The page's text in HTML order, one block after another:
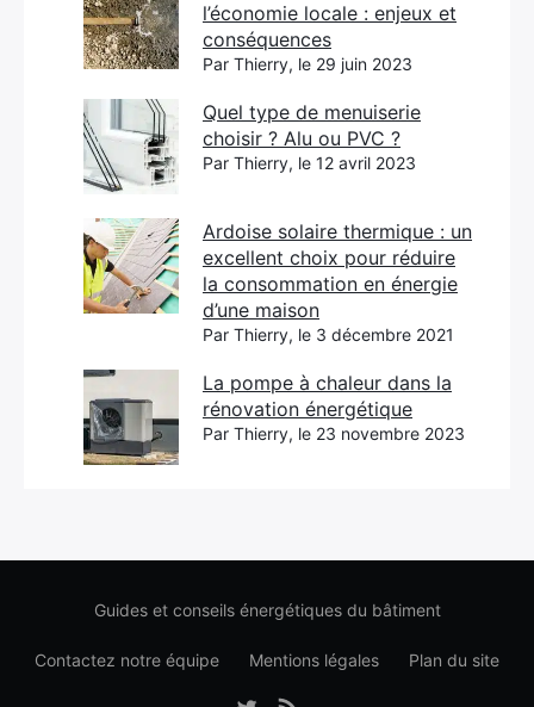
l’économie locale : enjeux et
conséquences
Par Thierry, le 29 juin 2023
Quel type de menuiserie
choisir ? Alu ou PVC ?
Par Thierry, le 12 avril 2023
Ardoise solaire thermique : un
excellent choix pour réduire
la consommation en énergie
d’une maison
Par Thierry, le 3 décembre 2021
La pompe à chaleur dans la
rénovation énergétique
Par Thierry, le 23 novembre 2023
Guides et conseils énergétiques du bâtiment
Contactez notre équipe Mentions légales Plan du site